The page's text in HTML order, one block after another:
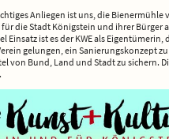
Anliegen ist uns, die Bienermühle
die Stadt Königstein und ihrer Bürger
Einsatz ist es der KWE als
gelungen, ein Sanierungskonzept
von Bund, Land und Stadt zu sichern.